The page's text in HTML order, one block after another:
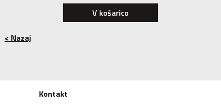
V košarico
< Nazaj
Kontakt